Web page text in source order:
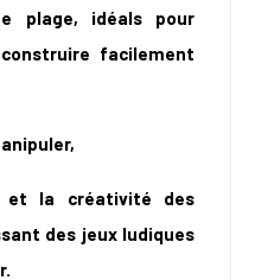
plage, idéals pour
facilement
et la créativité des
des jeux ludiques